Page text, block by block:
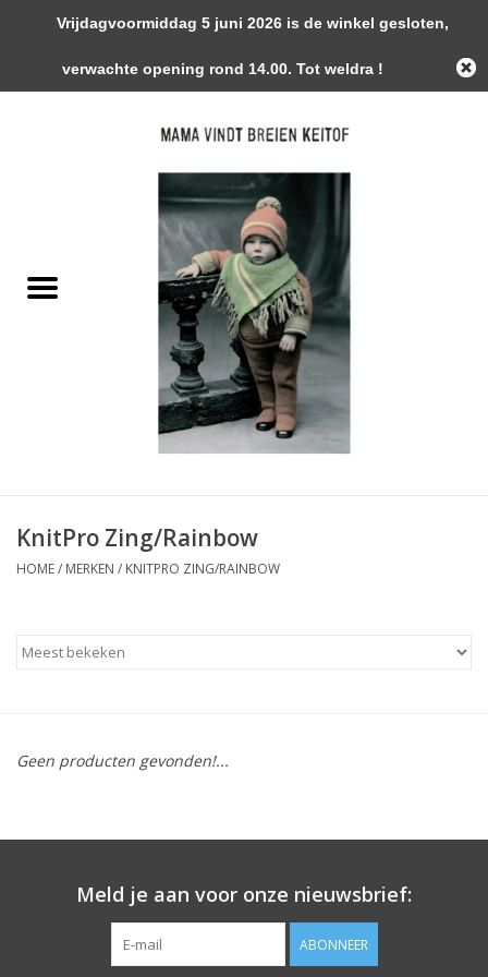
0 Artikelen - €0,00
Handwerk Toebehoren
Magazines / Patronen / Boeken
KnitPro Zing/Rainbow
HOME/ MERKEN / KNITPRO ZING/RAINBOW
Geen producten gevonden!...
Meld je aan voor onze nieuwsbrief:
ABONNEER
Vrijdagvoormiddag 5 juni 2026 is de winkel gesloten,
verwachte opening rond 14.00. Tot weldra !